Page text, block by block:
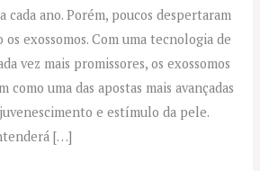
cada ano. Porém, poucos despertaram
exossomos. Com uma tecnologia de
vez mais promissores, os exossomos
como uma das apostas mais avançadas
e estímulo da pele.
[…]